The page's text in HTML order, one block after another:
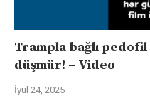
Trampla bağlı
düşmür! – Video
İyul 24, 2025